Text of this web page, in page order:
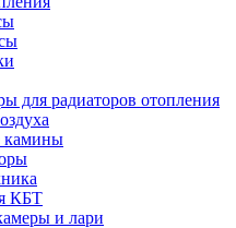
для радиаторов отопления
камины
КБТ
и лари